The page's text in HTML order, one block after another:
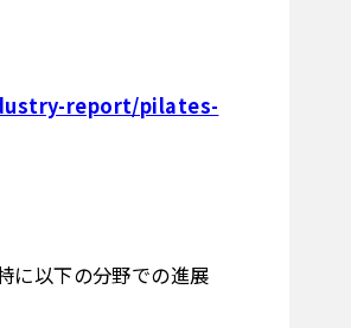
report/pilates-
に以下の分野での進展